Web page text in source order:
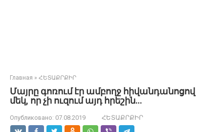
Главная » ՀԵՏԱՔՐՔԻՐ
Մայրը գոռում էր ամբողջ հիվանդանոցով
մեկ, որ չի ուզում այդ հրեշին…
Опубликовано: 07.08.2019 ՀԵՏԱՔՐՔԻՐ